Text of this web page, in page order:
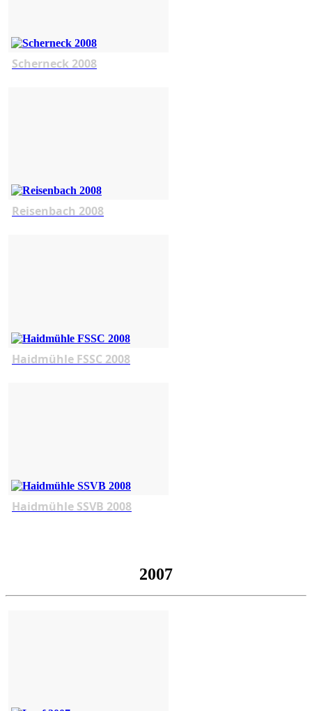
Scherneck 2008
Reisenbach 2008
Haidmühle FSSC 2008
Haidmühle SSVB 2008
2007